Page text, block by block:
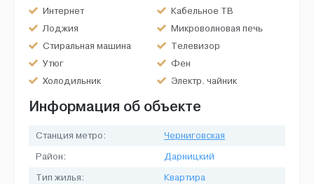
Интернет
Кабельное ТВ
Лоджия
Микроволновая печь
Стиральная машина
Телевизор
Утюг
Фен
Холодильник
Электр. чайник
Информация об объекте
Станция метро:
Черниговская
Район:
Дарницкий
Тип жилья:
Квартира